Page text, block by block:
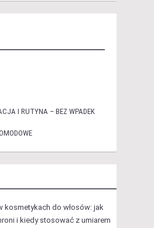
I RUTYNA – BEZ WPADEK
kosmetykach do włosów: jak
i kiedy stosować z umiarem